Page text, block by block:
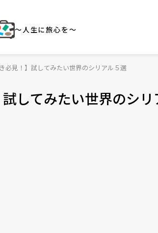
～人生に旅心を～
き必見！】試してみたい世界のシリアル５選
試してみたい世界のシ